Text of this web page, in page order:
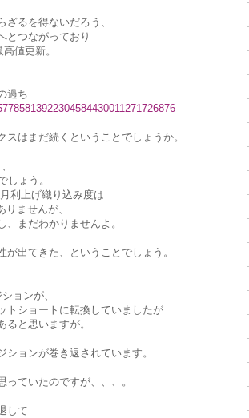
るを得ないだろう、
とつながっており
値更新。
過ち
はまだ続くということでしょうか。
しょう。
利上げ織り込み度は
ませんが、
まだわかりませんよ。
出てきた、ということでしょう。
ョンが、
トショートに転換していましたが
と思いますが。
ョンが巻き返されています。
ていたのですが、、、。
して